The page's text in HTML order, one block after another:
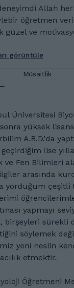
Allah
öğretmen
güzel ve
görüntüle
Müsaitlik
Üniversitesi
yüksek
A.B.D.'da
lise
ve Fen Bilimleri
arasında
yorduğum çeşitli
yapmayı
birşeyleri sürekli
söylemek
yeni neslin
etmektir.
Öğretmeni